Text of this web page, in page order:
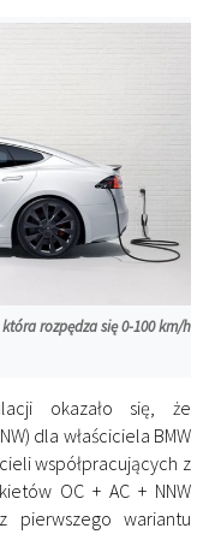
rozpędza się 0-100 km/h
okazało się, że
dla właściciela BMW
współpracujących z
OC + AC + NNW
pierwszego wariantu